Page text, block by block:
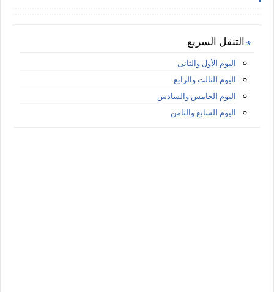
التنقل السريع
اليوم الأول والثانى
اليوم الثالث والرابع
اليوم الخامس والسادس
اليوم السابع والثامن